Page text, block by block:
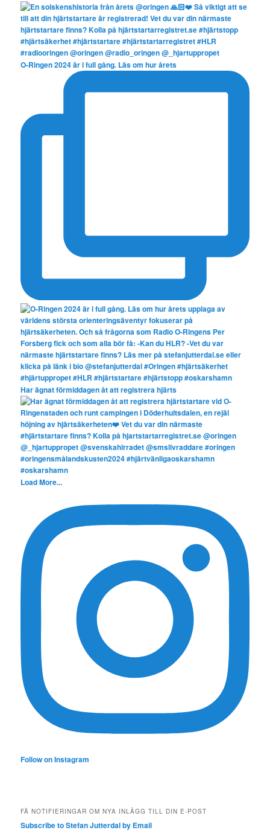
O-Ringen 2024 är i full gång. Läs om hur årets
Har ägnat förmiddagen åt att registrera hjärts
Load More...
Follow on Instagram
FÅ NOTIFIERINGAR OM NYA INLÄGG TILL DIN E-POST
Subscribe to Stefan Jutterdal by Email